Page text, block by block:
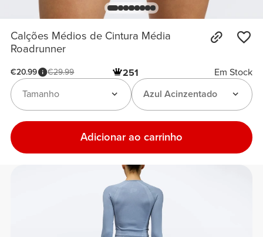
Calções Médios de Cintura Média
Roadrunner
€20.99 €29.99 251
Em Stock
Azul Acinzentado
Tamanho
Adicionar ao carrinho